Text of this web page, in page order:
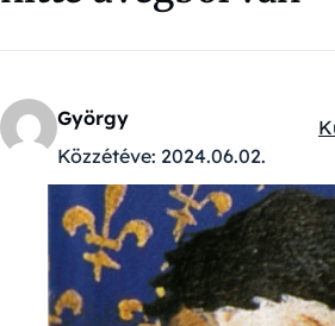
György
Közzétéve: 2024.06.02.